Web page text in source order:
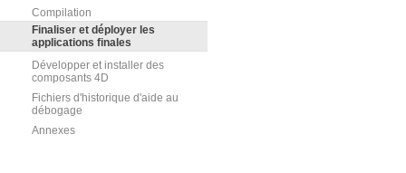
Compilation
Finaliser et déployer les
applications finales
Développer et installer des
composants 4D
Fichiers d'historique d'aide au
débogage
Annexes